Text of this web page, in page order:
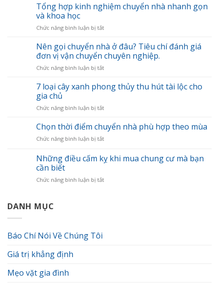
Tổng hợp kinh nghiệm chuyển nhà nhanh gọn
và khoa học
Chức năng bình luận bị tắtở
hợp
kinh
nghiệm
chuyển
nhanh
gọn
khoa
Nên gọi chuyển nhà ở đâu? Tiêu chí đánh giá
đơn vị vận chuyển chuyên nghiệp.
Chức năng bình luận bị tắtở
gọi
chuyển
ở
Tiêu
chí
đánh
đơn
chuyển
7 loại cây xanh phong thủy thu hút tài lộc cho
gia chủ
Chức năng bình luận bị tắtở
loại
cây
xanh
thủy
thu
tài
Chọn thời điểm chuyển nhà phù hợp theo mùa
Chức năng bình luận bị tắtở
thời
điểm
nhà
Những điều cấm kỵ khi mua chung cư mà bạn
cần biết
Chức năng bình luận bị tắtở
DANH MỤC
Báo Chí Nói Về Chúng Tôi
Giá trị khẳng định
Mẹo vặt gia đình